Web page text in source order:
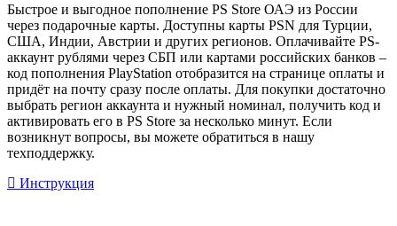
Быстрое и выгодное пополнение PS Store ОАЭ из России
через подарочные карты. Доступны карты PSN для Турции,
США, Индии, Австрии и других регионов. Оплачивайте PS-
аккаунт рублями через СБП или картами российских банков –
код пополнения PlayStation отобразится на странице оплаты и
придёт на почту сразу после оплаты. Для покупки достаточно
выбрать регион аккаунта и нужный номинал, получить код и
активировать его в PS Store за несколько минут. Если
возникнут вопросы, вы можете обратиться в нашу
техподдержку.
Инструкция